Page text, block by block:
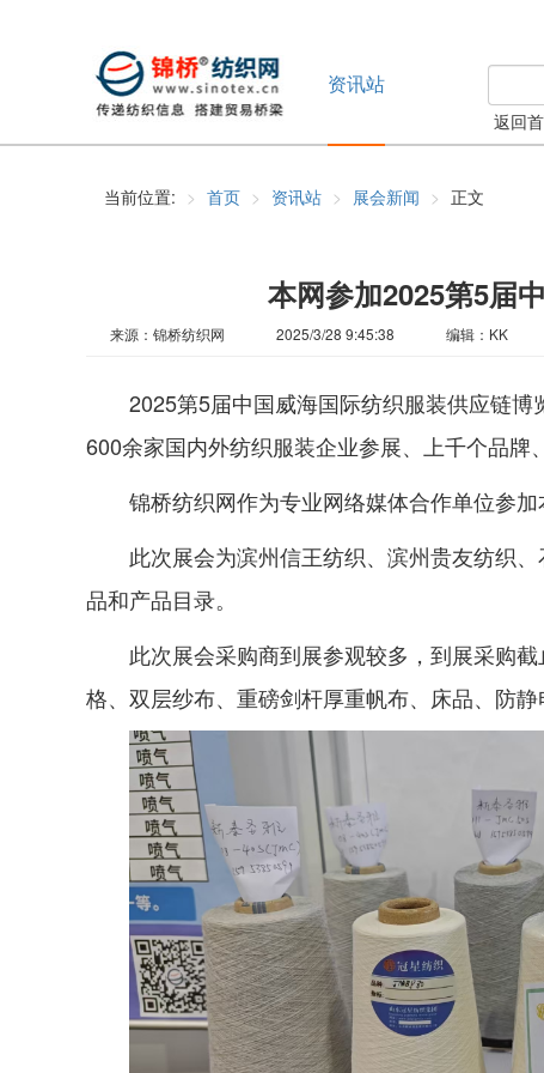
资讯站
返回
当前位置: 首页 资讯站 展会新闻 正文
本网参加2025第5届
来源：锦桥纺织网 2025/3/28 9:45:38 编辑：KK
2025第5届中国威海国际纺织服装供应链
600余家国内外纺织服装企业参展、上千个品牌
锦桥纺织网作为专业网络媒体合作单位参加
此次展会为滨州信王纺织、滨州贵友纺织
品和产品目录。
此次展会采购商到展参观较多，到展采购
格、双层纱布、重磅剑杆厚重帆布、床品、防静